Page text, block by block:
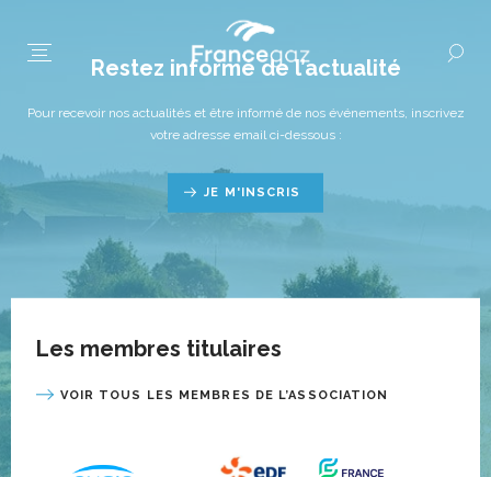
Restez informé de l’actualité
Pour recevoir nos actualités et être informé de nos événements, inscrivez
votre adresse email ci-dessous :
JE M'INSCRIS
Les membres titulaires
VOIR TOUS LES MEMBRES DE L’ASSOCIATION